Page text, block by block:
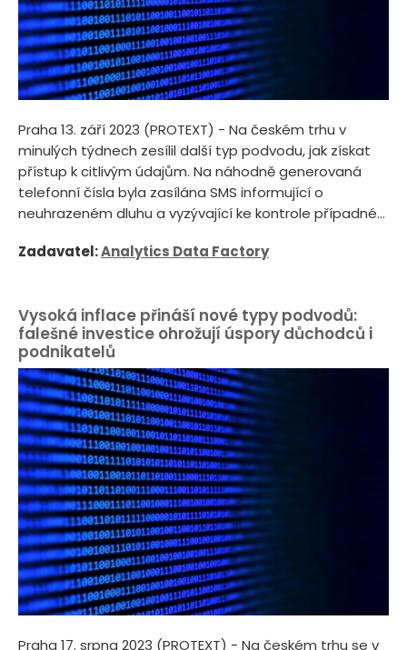
Praha 13. září 2023 (PROTEXT) - Na českém trhu v
minulých týdnech zesílil další typ podvodu, jak získat
přístup k citlivým údajům. Na náhodně generovaná
telefonní čísla byla zasílána SMS informující o
neuhrazeném dluhu a vyzývající ke kontrole případné...
Zadavatel:Analytics Data Factory
Vysoká inflace přináší nové typy podvodů:
falešné investice ohrožují úspory důchodců i
podnikatelů
Praha 17. srpna 2023 (PROTEXT) - Na českém trhu se v